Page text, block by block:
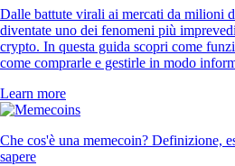
Dalle battute virali ai mercati da milioni
diventate uno dei fenomeni più
crypto. In questa guida scopri come
come comprarle e gestirle in modo
Learn more
Che cos'è una memecoin? Definizione,
sapere